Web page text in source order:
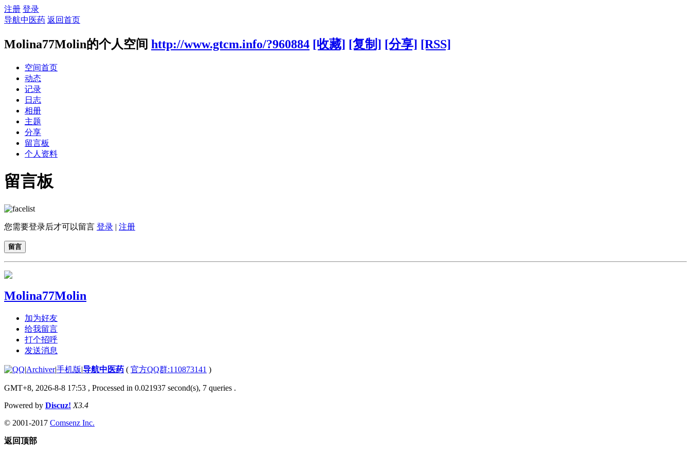
注册 登录
导航中医药 返回首页
Molina77Molin的个人空间 http://www.gtcm.info/?960884 [收藏] [复制] [分享] [RSS]
空间首页
动态
记录
日志
相册
主题
分享
留言板
个人资料
留言板
您需要登录后才可以留言 登录 | 注册
留言
Molina77Molin
加为好友
给我留言
打个招呼
发送消息
|Archiver|手机版|导航中医药 ( 官方QQ群:110873141 )
GMT+8, 2026-8-8 17:53 , Processed in 0.021937 second(s), 7 queries .
Powered by Discuz! X3.4
© 2001-2017 Comsenz Inc.
返回顶部